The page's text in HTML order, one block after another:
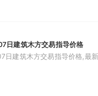
日建筑木方交易指导价格
日建筑木方交易指导价格,最